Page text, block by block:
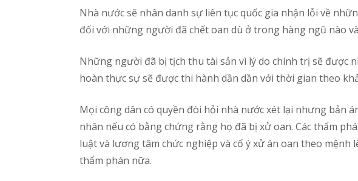
Nhà nước sẽ nhân danh sự liên tục quốc gia nhận lỗi về
đối với những người đã chết oan dù ở trong hàng ngũ nào
Những người đã bị tịch thu tài sản vì lý do chính trị sẽ được
hoàn thực sự sẽ được thi hành dần dần với thời gian theo
Mọi công dân có quyền đòi hỏi nhà nước xét lại nhưng bản
nhân nếu có bằng chứng rằng họ đã bị xử oan. Các thẩm
luật và lương tâm chức nghiệp và cố ý xử án oan theo mệnh
thẩm phán nữa.